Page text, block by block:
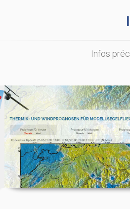
Infos
Prévision des vents et
thermiques